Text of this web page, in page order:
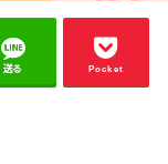
送る Pocket